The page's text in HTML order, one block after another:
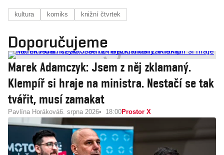
kultura komiks knižní čtvrtek
Doporučujeme
Marek Adamczyk: Jsem z něj zklamaný.
Klempíř si hraje na ministra. Nestačí se tak
tvářit, musí zamakat
Pavlína Horáková6. srpna 2026 18:00Prostor X